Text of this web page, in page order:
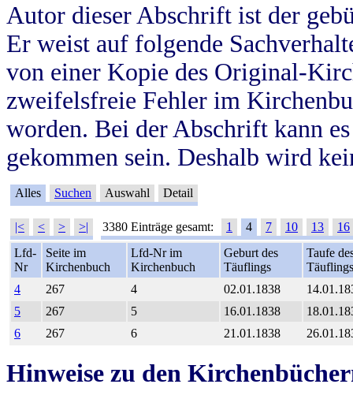
Autor dieser Abschrift ist der
Er weist auf folgende
von einer Kopie des Original-
zweifelsfreie Fehler im
worden. Bei der Abschrift kann
gekommen sein. Deshalb wird
Alles Suchen Auswahl Detail
|< < > >| 3380 Einträge gesamt: 1 4 7 10 13
16
Lfd-
Nr
Seite im
Kirchenbuch
Lfd-Nr im
Kirchenbuch
Geburt des
Täuflings
Taufe
Täuflings
4
267 4 02.01.1838
5
267 5 16.01.1838
6
267 6 21.01.1838
Hinweise zu den